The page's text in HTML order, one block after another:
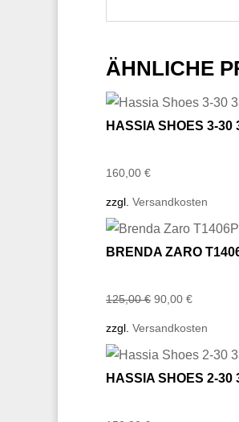
ÄHNLICHE
HASSIA SHOES 3-30
160,00 €
zzgl. Versandkosten
BRENDA ZARO
125,00€ Ursprünglicher
war:
125,00 €
90,00 €Aktueller
ist:
90,00 €.
zzgl. Versandkosten
HASSIA SHOES 2-30